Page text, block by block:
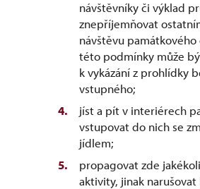
návštěvníky či výklad
znepříjemňovat
návštěvu
této podmínky může
k vykázání z prohlídky
vstupného;
jíst a pít v interiérech
vstupovat do nich se
jídlem;
propagovat zde
aktivity, jinak